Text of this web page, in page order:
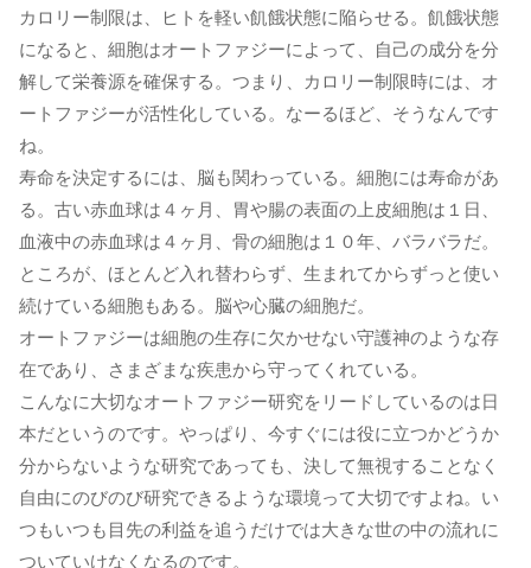
カロリー制限は、ヒトを軽い飢餓状態に陥らせる。飢餓状態
になると、細胞はオートファジーによって、自己の成分を分
解して栄養源を確保する。つまり、カロリー制限時には、オ
ートファジーが活性化している。なーるほど、そうなんです
ね。
寿命を決定するには、脳も関わっている。細胞には寿命があ
る。古い赤血球は４ヶ月、胃や腸の表面の上皮細胞は１日、
血液中の赤血球は４ヶ月、骨の細胞は１０年、バラバラだ。
ところが、ほとんど入れ替わらず、生まれてからずっと使い
続けている細胞もある。脳や心臓の細胞だ。
オートファジーは細胞の生存に欠かせない守護神のような存
在であり、さまざまな疾患から守ってくれている。
こんなに大切なオートファジー研究をリードしているのは日
本だというのです。やっぱり、今すぐには役に立つかどうか
分からないような研究であっても、決して無視することなく
自由にのびのび研究できるような環境って大切ですよね。い
つもいつも目先の利益を追うだけでは大きな世の中の流れに
ついていけなくなるのです。